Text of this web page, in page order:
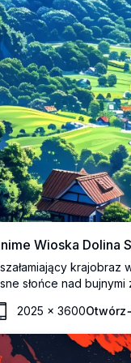
Wioska Dolina
krajobraz
słońce nad
wioską,
na tle żywego
na pulpit i telefon
2025 × 3600Otwórz